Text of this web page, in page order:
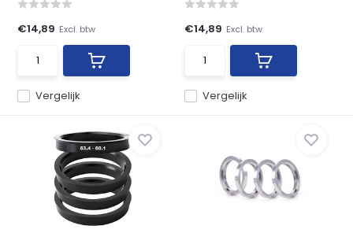
Vergelijk
€14,89 Excl. btw
Vergelijk
€14,89 Excl. btw